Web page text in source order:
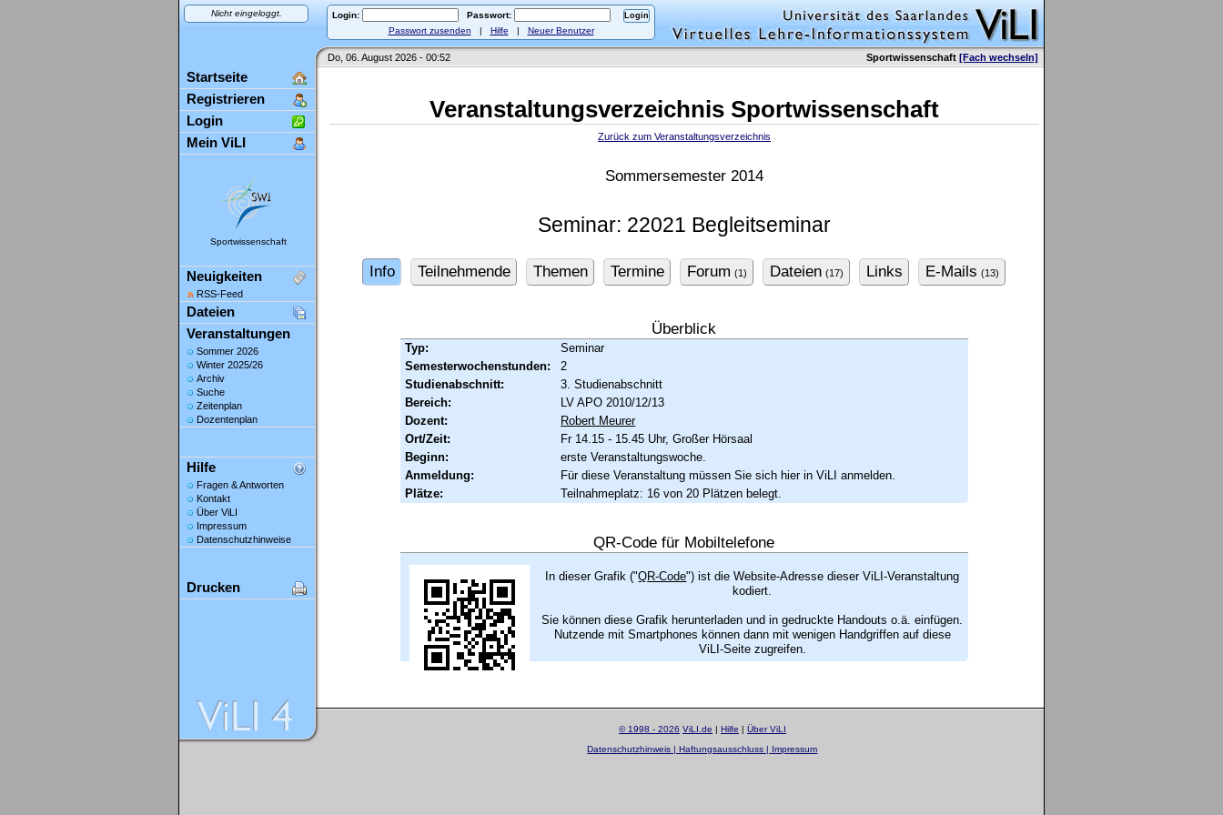
Nicht eingeloggt. Login:
Passwort:
Passwort zusenden | Hilfe | Neuer Benutzer
Do, 06. August 2026 - 00:52 Sportwissenschaft [Fach wechseln]
Startseite
Registrieren
Login
Mein ViLI
Sportwissenschaft
Neuigkeiten
RSS-Feed
Dateien
Veranstaltungen
Sommer 2026
Winter 2025/26
Archiv
Suche
Zeitenplan
Dozentenplan
Hilfe
Fragen & Antworten
Kontakt
Über ViLI
Impressum
Datenschutzhinweise
Drucken
Veranstaltungsverzeichnis Sportwissenschaft
Zurück zum Veranstaltungsverzeichnis
Sommersemester 2014
Seminar: 22021 Begleitseminar
Info Teilnehmende Themen Termine Forum (1) Dateien (17) Links E-Mails (13)
Überblick
Typ:
Seminar
Semesterwochenstunden:
2
Studienabschnitt:
3. Studienabschnitt
Bereich:
LV APO 2010/12/13
Dozent:
Robert Meurer
Ort/Zeit:
Fr 14.15 - 15.45 Uhr, Großer Hörsaal
Beginn:
erste Veranstaltungswoche.
Anmeldung:
Für diese Veranstaltung müssen Sie sich hier in ViLI anmelden.
Plätze:
Teilnahmeplatz: 16 von 20 Plätzen belegt.
QR-Code für Mobiltelefone
In dieser Grafik ("QR-Code") ist die Website-Adresse dieser ViLI-Veranstaltung
kodiert.
Sie können diese Grafik herunterladen und in gedruckte Handouts o.ä. einfügen.
Nutzende mit Smartphones können dann mit wenigen Handgriffen auf diese
ViLI-Seite zugreifen.
© 1998 - 2026 ViLI.de | Hilfe | Über ViLI
Datenschutzhinweis | Haftungsausschluss | Impressum